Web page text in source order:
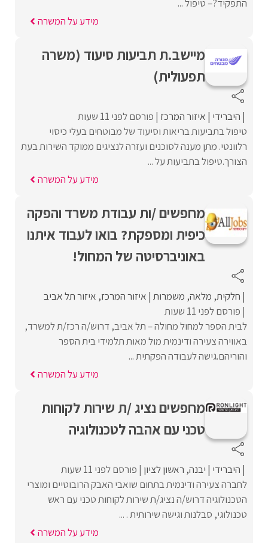
התפקיד?– טיפול ...
מידע על המשרה
מיישב.ת תביעות סיעוד (משרה
תפעולית)
היברידי איזור המרכז פורסם לפני 11 שעות
טיפול בתביעות בריאות וסיעוד של מבוטחים בעלי כיסוי
רלוונטי. מתן מענה לסוכנים ועזרה לנציגים ממוקד השירות בעת
הצורך.טיפול בתביעות על ...
מידע על המשרה
מחפשים /ות עבודת משרד והפקה
כיפית ומספקת? בואו לעבוד איתנו
באוניברסיטה של המחול!
חלקית מלאה משמרות איזור המרכז איזור תל אביב
פורסם לפני 11 שעות
לבית הספר למחול מחולה – תל אביב, דרוש/ה רכז/ת למשרד,
באווירה צעירה ודינמית מול מאות תלמידי בית הספר
והוריהם.גישה לעבודה הפקתית ...
מידע על המשרה
מחפשים נציג /ת שירות לקוחות
טכני עם אהבה לטכנולוגיה
היברידי יבנה ראשון לציון פורסם לפני 11 שעות
לחברה צעירה ודינמית בתחום שואבי האבק הרובוטיים ומוצרי
הטכנולוגיה דרוש/ה נציג/ת שירות לקוחות טכני עם ראש
טכנולוגי, סבלנות וגישה שירותית . ...
מידע על המשרה